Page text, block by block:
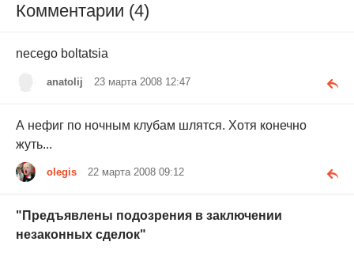
Комментарии (4)
necego boltatsia
anatolij 23 марта 2008 12:47
А нефиг по ночным клубам шлятся. Хотя конечно
жуть...
olegis 22 марта 2008 09:12
"Предъявлены подозрения в заключении
незаконных сделок"